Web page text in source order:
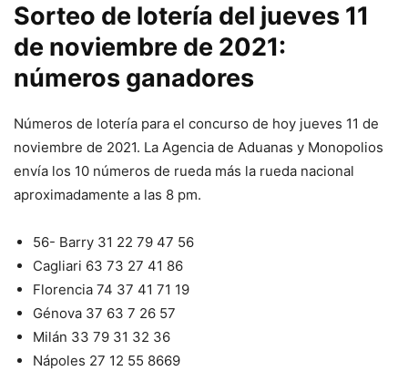
Sorteo de lotería del jueves 11
de noviembre de 2021:
números ganadores
Números de lotería para el concurso de hoy jueves 11 de
noviembre de 2021. La Agencia de Aduanas y Monopolios
envía los 10 números de rueda más la rueda nacional
aproximadamente a las 8 pm.
56- Barry 31 22 79 47 56
Cagliari 63 73 27 41 86
Florencia 74 37 41 71 19
Génova 37 63 7 26 57
Milán 33 79 31 32 36
Nápoles 27 12 55 8669